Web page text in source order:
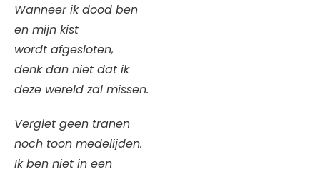
Wanneer ik dood ben
en mijn kist
wordt afgesloten,
denk dan niet dat ik
deze wereld zal missen.
Vergiet geen tranen
noch toon medelijden.
Ik ben niet in een